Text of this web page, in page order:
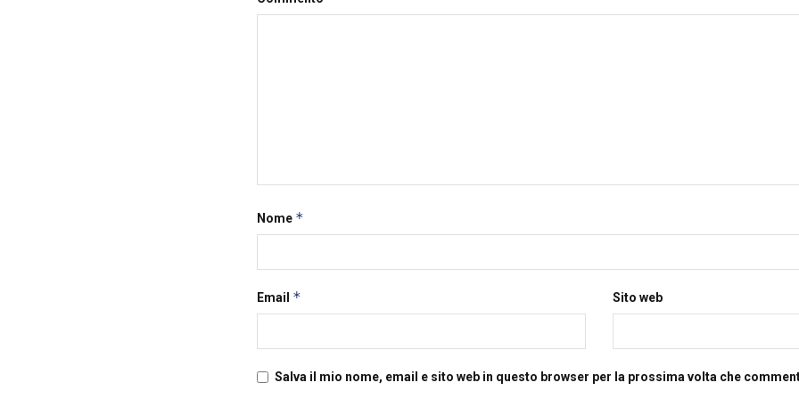
Nome *
Email * Sito web
Salva il mio nome, email e sito web in questo browser per la prossima volta che